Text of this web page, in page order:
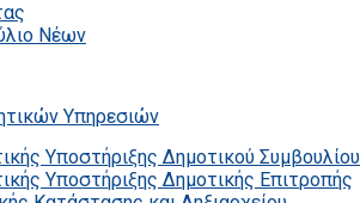
Νέων
Υπηρεσιών
Υποστήριξης Δημοτικού Συμβουλίου
Υποστήριξης Δημοτικής Επιτροπής